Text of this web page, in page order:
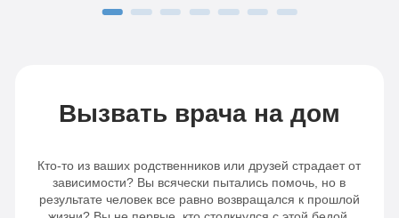
меня тоже порадовала – рассчитывала,
что отдам больше. Очень довольна
благодарность вашим специалистам!
Вызвать врача на дом
Кто-то из ваших родственников или друзей страдает от
зависимости? Вы всячески пытались помочь, но в
результате человек все равно возвращался к прошлой